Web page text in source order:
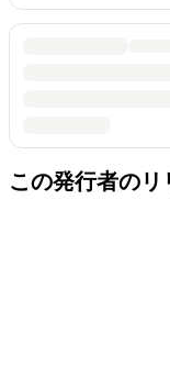
この発行者のリ